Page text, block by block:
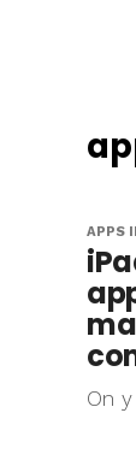
APPS
On